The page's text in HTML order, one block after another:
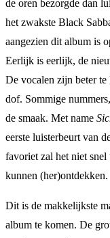
de oren bezorgde dan
het zwakste Black
aangezien dit album is
Eerlijk is eerlijk, de
De vocalen zijn beter
dof. Sommige nummers,
de smaak. Met name
eerste luisterbeurt van
favoriet zal het niet
kunnen (her)ontdekken.
Dit is de makkelijkste
album te komen. De